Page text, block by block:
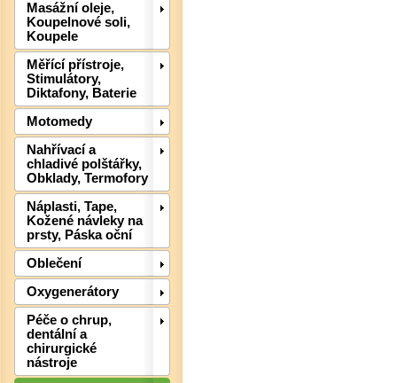
Masážní oleje,
Koupelnové soli,
Koupele
Měřící přístroje,
Stimulátory,
Diktafony, Baterie
Motomedy
Nahřívací a
chladivé polštářky,
Obklady, Termofory
Náplasti, Tape,
Kožené návleky na
prsty, Páska oční
Oblečení
Oxygenerátory
Péče o chrup,
dentální a
chirurgické
nástroje